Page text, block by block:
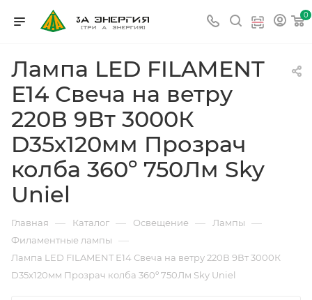
0
Лампа LED FILAMENT
Е14 Свеча на ветру
220В 9Вт 3000К
D35х120мм Прозрач
колба 360º 750Лм Sky
Uniel
Главная — Каталог — Освещение — Лампы —
Филаментные лампы —
Лампа LED FILAMENT Е14 Свеча на ветру 220В 9Вт 3000К
D35х120мм Прозрач колба 360º 750Лм Sky Uniel